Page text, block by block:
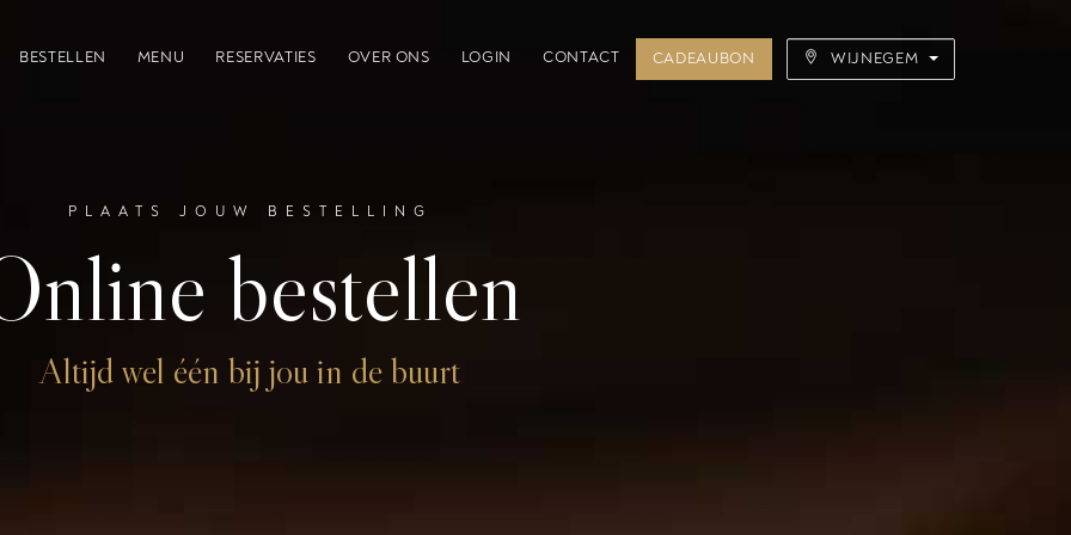
BESTELLEN MENU RESERVATIES OVER ONS LOGIN CONTACT CADEAUBON WIJNEGEM
PLAATS JOUW BESTELLING
bestellen
Altijd wel één bij jou in de buurt